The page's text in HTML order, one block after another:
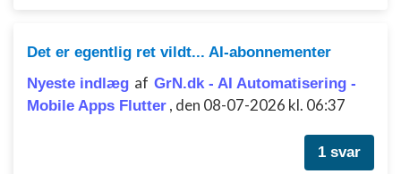
Det er egentlig ret vildt... AI-abonnementer
Nyeste indlæg af GrN.dk - AI Automatisering -
Mobile Apps Flutter , den 08-07-2026 kl. 06:37
1 svar